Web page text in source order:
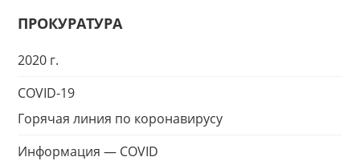
ПРОКУРАТУРА
2020 г.
COVID-19
Горячая линия по коронавирусу
Информация — COVID